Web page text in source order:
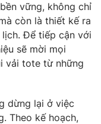
Việt
bằng AI
vững, không chỉ
còn là thiết kế ra
Để tiếp cận với
sẽ mời mọi
vải tote từ những
dừng lại ở việc
Theo kế hoạch,